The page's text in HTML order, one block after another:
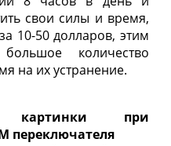
свои силы и время,
10-50 долларов, этим
количество
на их устранение.
картинки при
переключателя